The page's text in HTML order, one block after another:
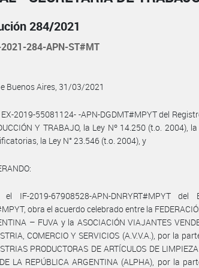
284/2021
2021-284-APN-ST#MT
Buenos Aires, 31/03/2021
EX-2019-55081124- -APN-DGDMT#MPYT del
Y TRABAJO, la Ley Nº 14.250 (t.o. 2004),
la Ley N° 23.546 (t.o. 2004), y
IF-2019-67908528-APN-DNRYRT#MPYT del
obra el acuerdo celebrado entre la
– FUVA y la ASOCIACIÓN VIAJANTES
COMERCIO Y SERVICIOS (A.V.V.A.), por la
PRODUCTORAS DE ARTÍCULOS DE
LA REPÚBLICA ARGENTINA (ALPHA), por la